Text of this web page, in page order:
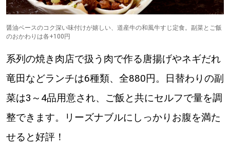
【暮らしの知恵を身につけたい】
【まったり楽しみたい】
【札幌のお気に入りを見つけたい】
【道央のお気に入りを見つけたい】
【道東のお気に入りを見つけたい】
醤油ベースのコク深い味付けが嬉しい、道産牛の和風牛すじ定食。副菜とご飯
のおかわりは各+100円
系列の焼き肉店で扱う肉で作る唐揚げやネギだれ
竜田などランチは6種類、全880円。日替わりの副
菜は3～4品用意され、ご飯と共にセルフで量を調
整できます。リーズナブルにしっかりお腹を満た
せると好評！